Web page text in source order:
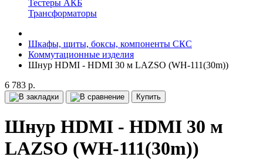
Тестеры АКБ
Трансформаторы
Шкафы, щиты, боксы, компоненты СКС
Коммутационные изделия
Шнур HDMI - HDMI 30 м LAZSO (WH-111(30m))
6 783 р.
Купить
Шнур HDMI - HDMI 30 м
LAZSO (WH-111(30m))